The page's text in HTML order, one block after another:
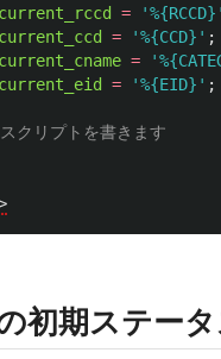
current_rccd = '%{RCCD} '
current_ccd = '%{CCD} ' ;
current_cname = '
current_eid = '%{EID} ' ;
クリプトを書きます
初期ステー